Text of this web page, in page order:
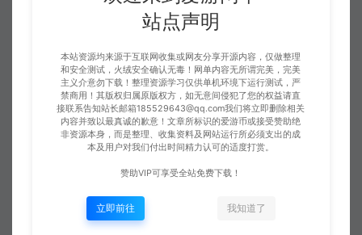
站点声明
本站资源均来源于互联网收集或网友分享开源内容，仅做整理
和安全测试，火绒安全确认无毒！网单内容无所谓完美，完美
主义介意勿下载！整理资源学习仅供单机环境下运行测试，严
禁商用！其版权归属原版权方，如无意间侵犯了您的权益请直
接联系告知站长邮箱185529643@qq.com我们将立即删除相关
内容并致以最真诚的歉意！文章所标识的爱游币或接受赞助绝
非资源本身，而是整理、收集资料及网站运行所必须支出的成
本及用户对我们付出时间精力认可的适度打赏。
赞助VIP可享受全站免费下载！
立即前往 我知道了